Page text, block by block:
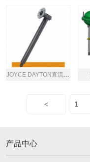
JOYCE DAYTON直流多用途执行器
<
产品中心